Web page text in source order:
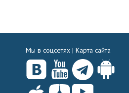
Мы в соцсетях | Карта сайта